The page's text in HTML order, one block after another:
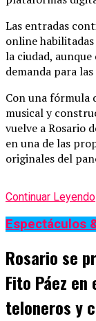
Las entradas
online
la ciudad,
demanda para
Con una fórmula
musical y
vuelve a Rosario
en una de las
originales del
Continuar Leyendo
Espectáculos
Rosario se
Fito Páez
teloneros y